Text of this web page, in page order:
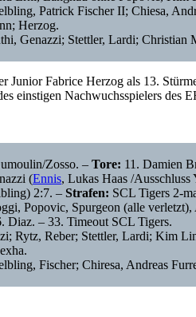
Patrick Fischer II; Chiesa,
Herzog.
Genazzi; Stettler, Lardi; Christian
Junior Fabrice Herzog als 13.
einstigen Nachwuchsspielers
Zosso. – Tore: 11. Damien
(Ennis, Lukas Haas /
2:7. – Strafen: SCL Tigers 2-
Popovic, Spurgeon (alle
Diaz. – 33. Timeout SCL Tigers.
Rytz, Reber; Stettler, Lardi; Kim
Fischer; Chiresa, Andreas